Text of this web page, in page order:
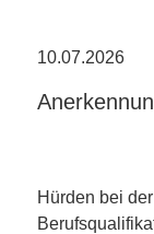
10.07.2026
Hürden bei